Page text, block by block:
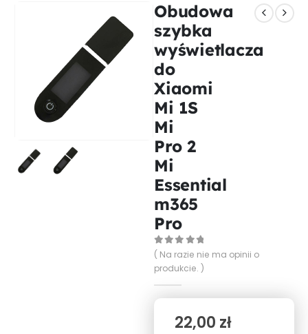
Obudowa
szybka
wyświetlacza
do
Xiaomi
Mi 1S
Mi
Pro 2
Mi
Essential
m365
Pro
0out of 5
( Na razie nie ma opinii o
produkcie. )
22,00 zł